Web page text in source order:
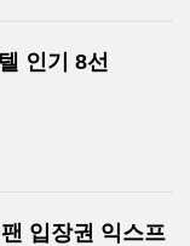
인기 8선
입장권 익스프